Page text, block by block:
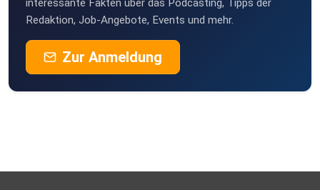
interessante Fakten über das Podcasting, Tipps der
Redaktion, Job-Angebote, Events und mehr.
Zur Anmeldung